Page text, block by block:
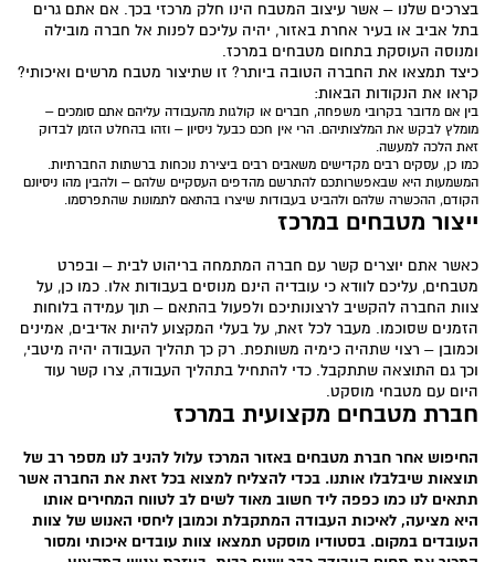
בצרכים שלנו – אשר עיצוב המטבח הינו חלק מרכזי בכך. אם אתם גרים
בתל אביב או בעיר אחרת באזור, יהיה עליכם לפנות אל חברה מובילה
ומנוסה העוסקת בתחום מטבחים במרכז.
כיצד תמצאו את החברה הטובה ביותר? זו שתיצור מטבח מרשים ואיכותי?
קראו את הנקודות הבאות:
בין אם מדובר בקרובי משפחה, חברים או קולגות מהעבודה עליהם אתם סומכים –
מומלץ לבקש את המלצותיהם. הרי אין חכם כבעל ניסיון – וזהו בהחלט הזמן לבדוק
זאת הלכה למעשה.
כמו כן, עסקים רבים מקדישים משאבים רבים ביצירת נוכחות ברשתות החברתיות.
המשמעות היא שבאפשרותכם להתרשם מהדפים העסקיים שלהם – ולהבין מהו ניסיונם
הקודם, ההכשרה שלהם ולהביט בעבודות שיצרו בהתאם לתמונות שהתפרסמו.
ייצור מטבחים במרכז
כאשר אתם יוצרים קשר עם חברה המתמחה בריהוט לבית – ובפרט
מטבחים, עליכם לוודא כי עובדיה הינם מנוסים בעבודות אלו. כמו כן, על
צוות החברה להקשיב לרצונותיכם ולפעול בהתאם – תוך עמידה בלוחות
הזמנים שסוכמו. מעבר לכל זאת, על בעלי המקצוע להיות אדיבים, אמינים
וכמובן – רצוי שתהיה כימיה משותפת. רק כך תהליך העבודה יהיה מיטבי,
וכך גם התוצאה שתתקבל. כדי להתחיל בתהליך העבודה, צרו קשר עוד
היום עם מטבחי מוסקט.
חברת מטבחים מקצועית במרכז
החיפוש אחר חברת מטבחים באזור המרכז עלול להניב לנו מספר רב של
תוצאות שיבלבלו אותנו. בכדי להצליח למצוא בכל זאת את החברה אשר
תתאים לנו כמו כפפה ליד חשוב מאוד לשים לב לטווח המחירים אותו
היא מציעה, לאיכות העבודה המתקבלת וכמובן ליחסי האנוש של צוות
העובדים במקום. בסטודיו מוסקט תמצאו צוות עובדים איכותי ומסור